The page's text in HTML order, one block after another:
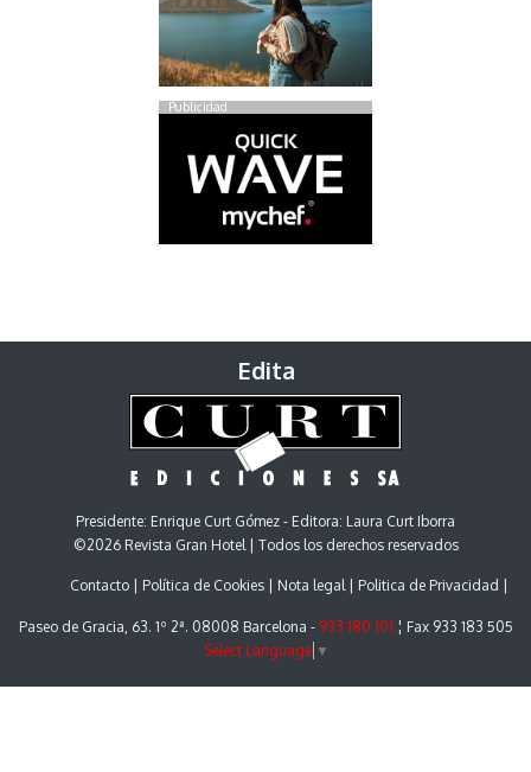
Publicidad
Edita
Presidente: Enrique Curt Gómez - Editora: Laura Curt Iborra
©2026 Revista Gran Hotel | Todos los derechos reservados
Contacto Política de Cookies Nota legal Politica de Privacidad
Paseo de Gracia, 63. 1º 2ª. 08008 Barcelona - 933 180 101 ¦ Fax 933 183 505
Select Language ▼